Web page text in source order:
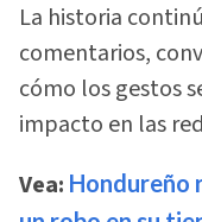
La historia
comentarios,
cómo los gestos
impacto en las
Vea: Hondureño